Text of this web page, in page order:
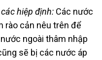
hiệp định: Các nước
rào cản nêu trên để
ngoài thâm nhập
sẽ bị các nước áp